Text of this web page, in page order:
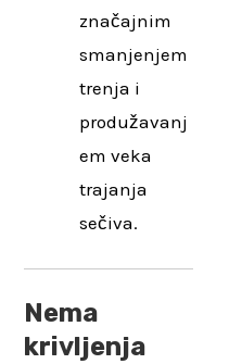
značajnim
smanjenjem
trenja i
produžavanj
em veka
trajanja
sečiva.
Nema
krivljenja